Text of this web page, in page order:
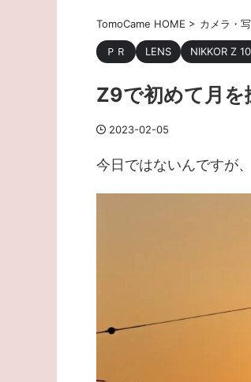
TomoCame HOME > カメラ・
ＰＲ LENS NIKKOR Z
Z9で初めて月を
2023-02-05
今日ではないんですが